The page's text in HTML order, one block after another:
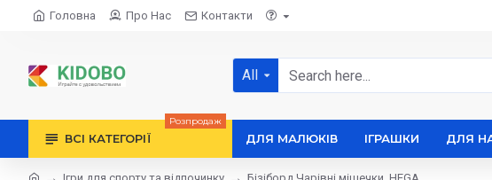
Головна Про Нас Контакти
All
ВСІ КАТЕГОРІЇ
Розпродаж
ДЛЯ МАЛЮКІВ ІГРАШКИ ДЛЯ
Ігри для спорту та відпочинку Бізіборд Чарівні мішечки, HEGA